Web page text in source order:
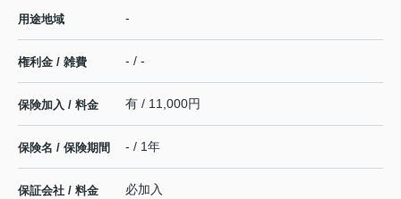
用途地域 -
権利金 / 雑費 - / -
保険加入 / 料金 有 / 11,000円
保険名 / 保険期間 - / 1年
保証会社 / 料金
必加入